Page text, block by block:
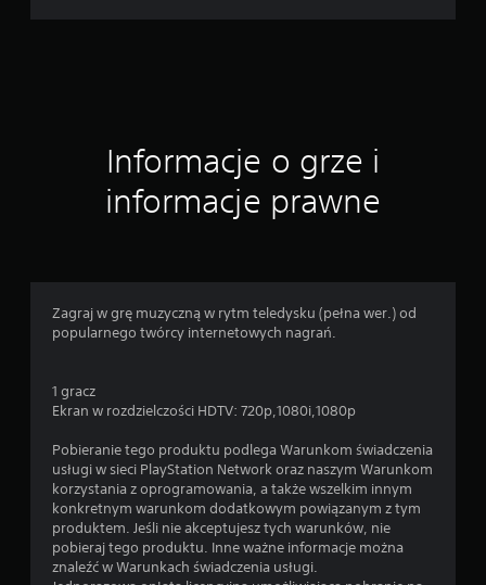
Informacje o grze i
informacje prawne
Zagraj w grę muzyczną w rytm teledysku (pełna wer.) od
popularnego twórcy internetowych nagrań.
1 gracz
Ekran w rozdzielczości HDTV: 720p,1080i,1080p
Pobieranie tego produktu podlega Warunkom świadczenia
usługi w sieci PlayStation Network oraz naszym Warunkom
korzystania z oprogramowania, a także wszelkim innym
konkretnym warunkom dodatkowym powiązanym z tym
produktem. Jeśli nie akceptujesz tych warunków, nie
pobieraj tego produktu. Inne ważne informacje można
znaleźć w Warunkach świadczenia usługi.